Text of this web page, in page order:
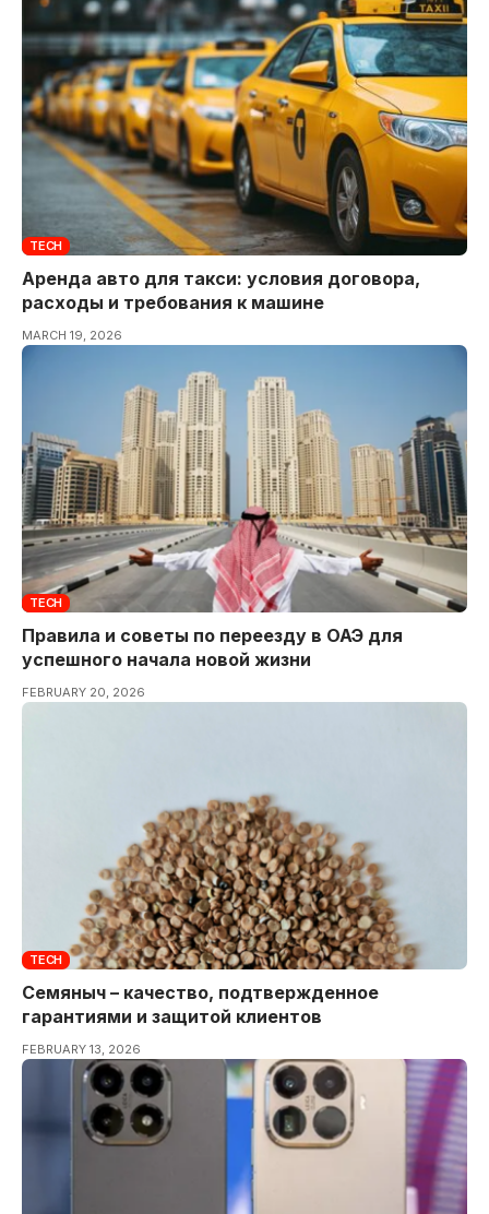
TECH
Аренда авто для такси: условия договора,
расходы и требования к машине
MARCH 19, 2026
TECH
Правила и советы по переезду в ОАЭ для
успешного начала новой жизни
FEBRUARY 20, 2026
TECH
Семяныч – качество, подтвержденное
гарантиями и защитой клиентов
FEBRUARY 13, 2026